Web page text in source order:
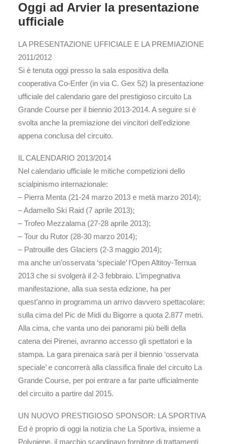
Oggi ad Arvier la presentazione
ufficiale
LA PRESENTAZIONE UFFICIALE E LA PREMIAZIONE
2011/2012
Si è tenuta oggi presso la sala espositiva della
cooperativa Co-Enfer (in via C. Gex 52) la presentazione
ufficiale del calendario gare del prestigioso circuito La
Grande Course per il biennio 2013-2014. A seguire si è
svolta anche la premiazione dei vincitori dell’edizione
appena conclusa del circuito.
IL CALENDARIO 2013/2014
Nel calendario ufficiale le mitiche competizioni dello
scialpinismo internazionale:
– Pierra Menta (21-24 marzo 2013 e metà marzo 2014);
– Adamello Ski Raid (7 aprile 2013);
– Trofeo Mezzalama (27-28 aprile 2013);
– Tour du Rutor (28-30 marzo 2014);
– Patrouille des Glaciers (2-3 maggio 2014);
ma anche un’osservata ‘speciale’ l’Open Altitoy-Ternua
2013 che si svolgerà il 2-3 febbraio. L’impegnativa
manifestazione, alla sua sesta edizione, ha per
quest’anno in programma un arrivo davvero spettacolare:
sulla cima del Pic de Midi du Bigorre a quota 2.877 metri.
Alla cima, che vanta uno dei panorami più belli della
catena dei Pirenei, avranno accesso gli spettatori e la
stampa. La gara pirenaica sarà per il biennio ‘osservata
speciale’ e concorrerà alla classifica finale del circuito La
Grande Course, per poi entrare a far parte ufficialmente
del circuito a partire dal 2015.
UN NUOVO PRESTIGIOSO SPONSOR: LA SPORTIVA
Ed è proprio di oggi la notizia che La Sportiva, insieme a
Polygiene, il marchio scandinavo fornitore di trattamenti